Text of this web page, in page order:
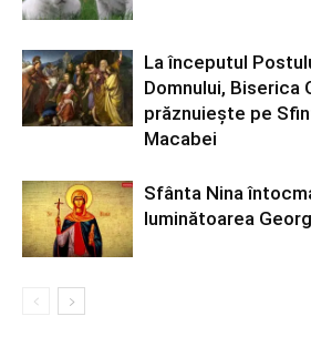
La începutul
Domnului, Biserica
prăznuiește pe
Macabei
Sfânta Nina
luminătoarea